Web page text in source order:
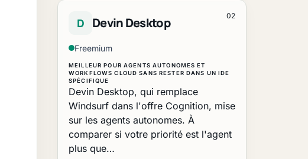
02
D Devin Desktop
Freemium
MEILLEUR POUR AGENTS AUTONOMES ET
WORKFLOWS CLOUD SANS RESTER DANS UN IDE
SPÉCIFIQUE
Devin Desktop, qui remplace
Windsurf dans l'offre Cognition, mise
sur les agents autonomes. À
comparer si votre priorité est l'agent
plus que…